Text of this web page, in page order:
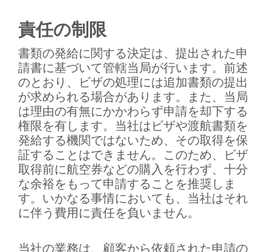
責任の制限
書類の発給に関する決定は、提出された申
請書に基づいて管轄当局が行います。前述
のとおり、ビザの処理には追加書類の提出
が求められる場合があります。また、当局
は理由の有無にかかわらず申請を却下する
権限を有します。当社はビザや渡航書類を
発給する機関ではないため、その取得を保
証することはできません。このため、ビザ
取得前に航空券などの購入を行わず、十分
な余裕をもって申請することを推奨しま
す。いかなる事情においても、当社はそれ
に伴う費用に責任を負いません。
当社の業務は、顧客から依頼された申請の